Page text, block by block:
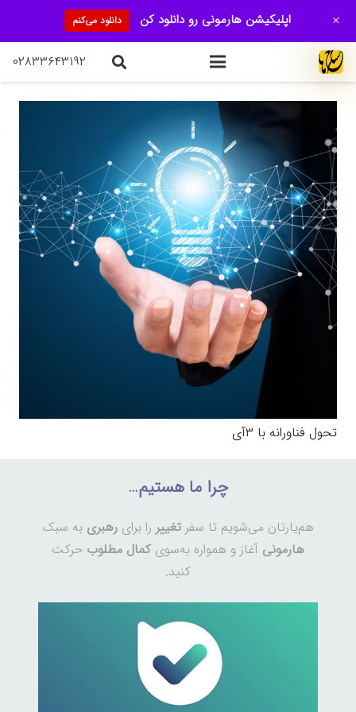
۰۲۸۳۳۶۴۳۱۹۲
تحول فناورانه با ۳آی
چرا ما هستیم…
هم‌یارتان می‌شویم تا سفر تغییر را برای رهبری به سبک
هارمونی آغاز و همواره به‌سوی کمال مطلوب حرکت
کنید.
اپلیکیشن هارمونی رو دانلود کن دانلود می‌کنم +